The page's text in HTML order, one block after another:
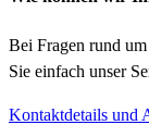
Bei Fragen rund
Sie einfach unser
Kontaktdetails und